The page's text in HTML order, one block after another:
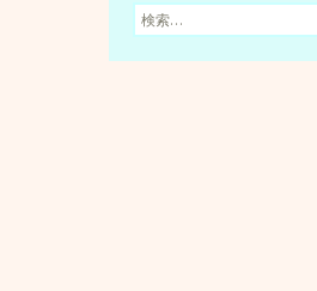
検
索: